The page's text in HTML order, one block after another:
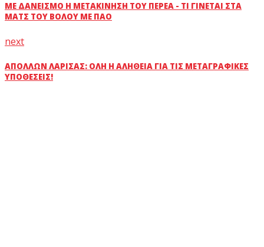
ΜΕ ΔΑΝΕΙΣΜΌ Η ΜΕΤΑΚΊΝΗΣΗ ΤΟΥ ΠΕΡΈΑ - ΤΙ ΓΊΝΕΤΑΙ ΣΤΑ
ΜΑΤΣ ΤΟΥ ΒΌΛΟΥ ΜΕ ΠΑΟ
next
ΑΠΌΛΛΩΝ ΛΆΡΙΣΑΣ: ΌΛΗ Η ΑΛΉΘΕΙΑ ΓΙΑ ΤΙΣ ΜΕΤΑΓΡΑΦΙΚΈΣ
ΥΠΟΘΈΣΕΙΣ!